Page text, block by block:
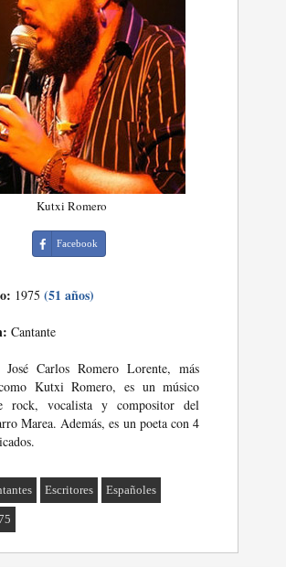
Kutxi Romero
Facebook
1975(51 años)
Cantante
José Carlos Romero Lorente, más
Kutxi Romero, es un músico
rock, vocalista y compositor del
Marea. Además, es un poeta con 4
Escritores Españoles